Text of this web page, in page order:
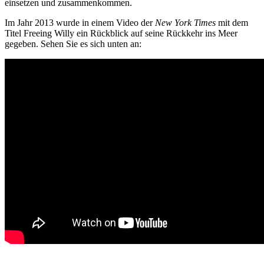
einsetzen und zusammenkommen.
Im Jahr 2013 wurde in einem Video der New York Times mit dem
Titel Freeing Willy ein Rückblick auf seine Rückkehr ins Meer
gegeben. Sehen Sie es sich unten an: